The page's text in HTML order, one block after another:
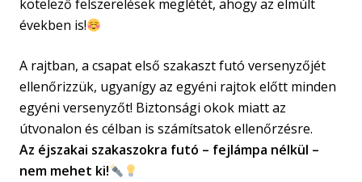
kötelező felszerelések meglétét, ahogy az elmúlt
években is!
A rajtban, a csapat első szakaszt futó versenyzőjét
ellenőrizzük, ugyanígy az egyéni rajtok előtt minden
egyéni versenyzőt! Biztonsági okok miatt az
útvonalon és célban is számítsatok ellenőrzésre.
Az éjszakai szakaszokra futó – fejlámpa nélkül –
nem mehet ki!